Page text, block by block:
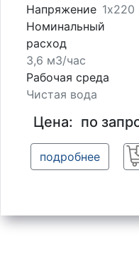
Напряжение 1х220
Номинальный
расход
3,6 м3/час
Рабочая среда
Чистая вода
Цена: по
подробнее